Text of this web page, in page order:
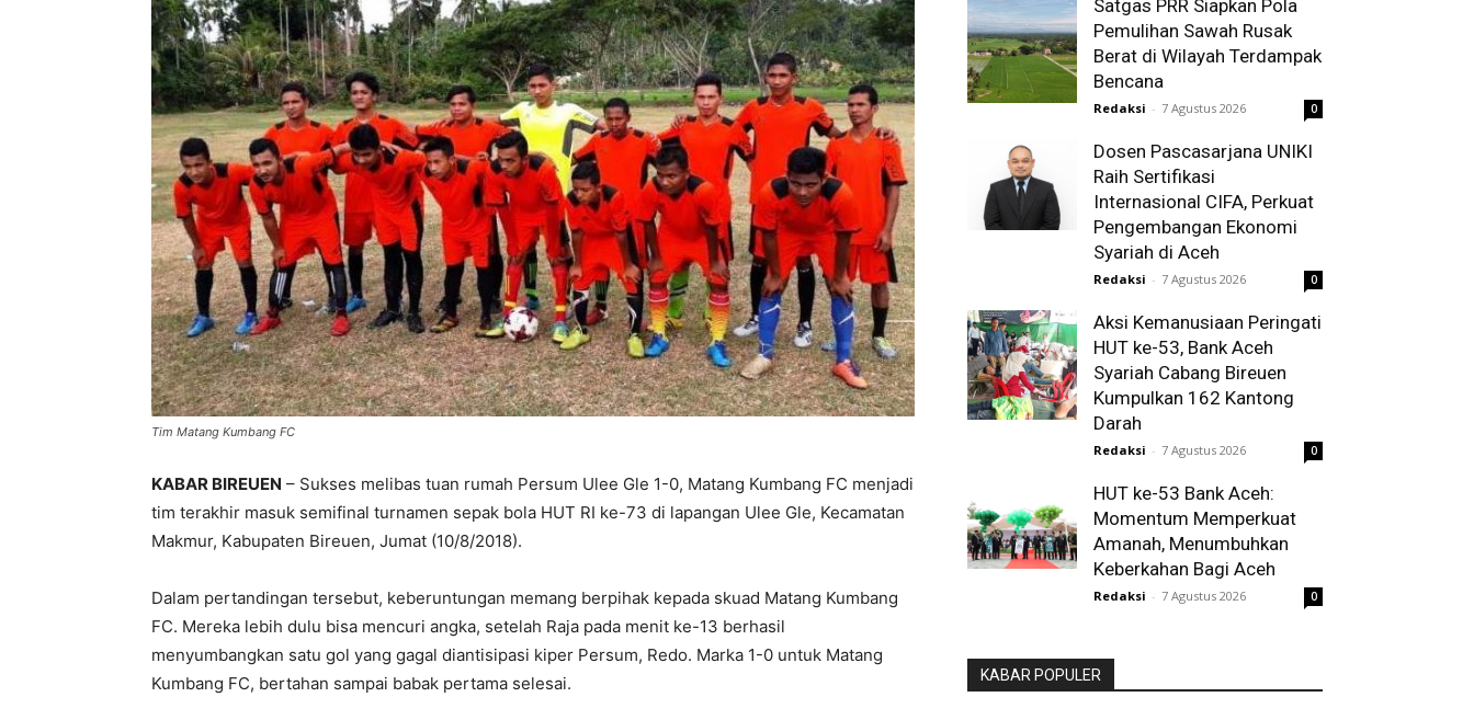
Tim Matang Kumbang FC
KABAR BIREUEN – Sukses melibas tuan rumah Persum Ulee Gle 1-0, Matang Kumbang FC menjadi
tim terakhir masuk semifinal turnamen sepak bola HUT RI ke-73 di lapangan Ulee Gle, Kecamatan
Makmur, Kabupaten Bireuen, Jumat (10/8/2018).
Dalam pertandingan tersebut, keberuntungan memang berpihak kepada skuad Matang Kumbang
FC. Mereka lebih dulu bisa mencuri angka, setelah Raja pada menit ke-13 berhasil
menyumbangkan satu gol yang gagal diantisipasi kiper Persum, Redo. Marka 1-0 untuk Matang
Kumbang FC, bertahan sampai babak pertama selesai.
Satgas PRR Siapkan Pola
Pemulihan Sawah Rusak
Berat di Wilayah Terdampak
Bencana
Redaksi - 7 Agustus 2026 0
Dosen Pascasarjana UNIKI
Raih Sertifikasi
Internasional CIFA, Perkuat
Pengembangan Ekonomi
Syariah di Aceh
Redaksi - 7 Agustus 2026 0
Aksi Kemanusiaan Peringati
HUT ke-53, Bank Aceh
Syariah Cabang Bireuen
Kumpulkan 162 Kantong
Darah
Redaksi - 7 Agustus 2026 0
HUT ke-53 Bank Aceh:
Momentum Memperkuat
Amanah, Menumbuhkan
Keberkahan Bagi Aceh
Redaksi - 7 Agustus 2026 0
KABAR POPULER